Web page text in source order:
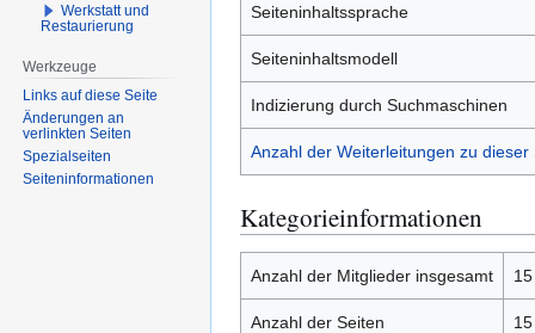
Seiteninhaltssprache
Seiteninhaltsmodell
Indizierung durch Suchmaschinen
Anzahl der Weiterleitungen zu dieser
Kategorieinformationen
Anzahl der Mitglieder insgesamt 15
Anzahl der Seiten 15
Werkstatt und
Restaurierung
Werkzeuge
Links auf diese Seite
Änderungen an
verlinkten Seiten
Spezialseiten
Seiten­­informationen